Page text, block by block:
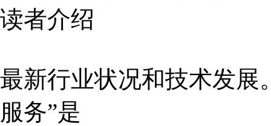
读者介绍
最新行业状况和技术发展
服务”是